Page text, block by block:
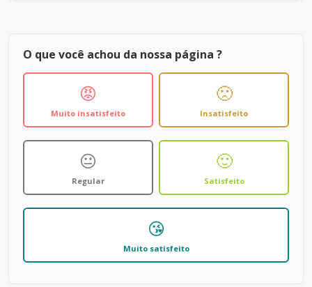
O que você achou da nossa página ?
😡
Muito insatisfeito
🙁
Insatisfeito
😐
Regular
🙂
Satisfeito
😘
Muito satisfeito